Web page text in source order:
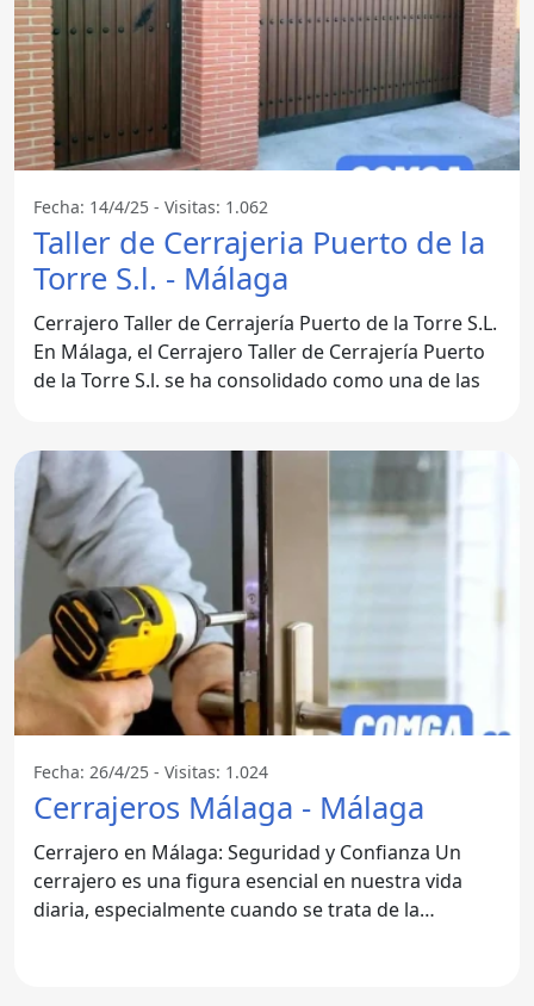
Fecha: 14/4/25 - Visitas: 1.062
Taller de Cerrajeria Puerto de la
Torre S.l. - Málaga
Cerrajero Taller de Cerrajería Puerto de la Torre S.L.
En Málaga, el Cerrajero Taller de Cerrajería Puerto
de la Torre S.l. se ha consolidado como una de las
Fecha: 26/4/25 - Visitas: 1.024
Cerrajeros Málaga - Málaga
Cerrajero en Málaga: Seguridad y Confianza Un
cerrajero es una figura esencial en nuestra vida
diaria, especialmente cuando se trata de la